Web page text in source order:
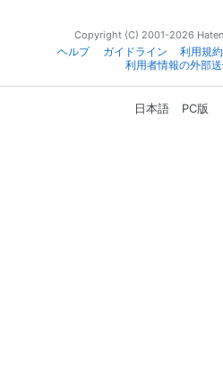
Copyright (C) 2001-2026
ヘルプ
ガイドライン 利用規約
利用者情報の外部
日本語 PC版